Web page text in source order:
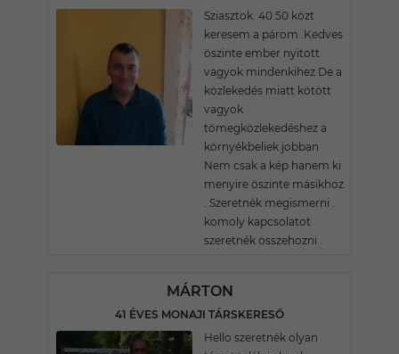
Sziasztok. 40 50 közt
keresem a párom .Kedves
öszinte ember nyitott
vagyok mindenkihez De a
közlekedés miatt kötött
vagyok
tömegközlekedéshez a
környékbeliek jobban
Nem csak a kép hanem ki
menyire öszinte másikhoz
. Szeretnék megismerni .
komoly kapcsolatot
szeretnék összehozni .
MÁRTON
41 ÉVES MONAJI TÁRSKERESŐ
Hello szeretnék olyan